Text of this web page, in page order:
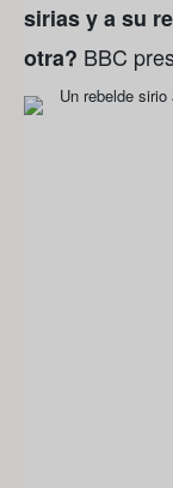
sirias y a su
otra? BBC